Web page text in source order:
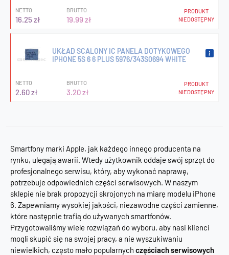
NETTO
16.25 zł
BRUTTO
19.99 zł
PRODUKT
NIEDOSTĘPNY
UKŁAD SCALONY IC PANELA DOTYKOWEGO
IPHONE 5S 6 6 PLUS 5976/343S0694 WHITE
NETTO
2.60 zł
BRUTTO
3.20 zł
PRODUKT
NIEDOSTĘPNY
Smartfony marki Apple, jak każdego innego producenta na
rynku, ulegają awarii. Wtedy użytkownik oddaje swój sprzęt do
profesjonalnego serwisu, który, aby wykonać naprawę,
potrzebuje odpowiednich części serwisowych. W naszym
sklepie nie brak propozycji skrojonych na miarę modelu iPhone
6. Zapewniamy wysokiej jakości, niezawodne części zamienne,
które następnie trafią do używanych smartfonów.
Przygotowaliśmy wiele rozwiązań do wyboru, aby nasi klienci
mogli skupić się na swojej pracy, a nie wyszukiwaniu
niewielkich, często mało popularnych częściach serwisowych